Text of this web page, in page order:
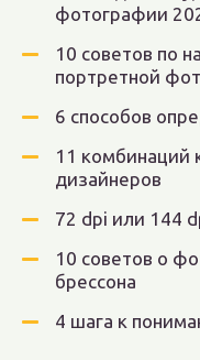
фотографии
10 советов по
портретной
6 способов
11 комбинаций
дизайнеров
72 dpi или 144
10 советов о
брессона
4 шага к